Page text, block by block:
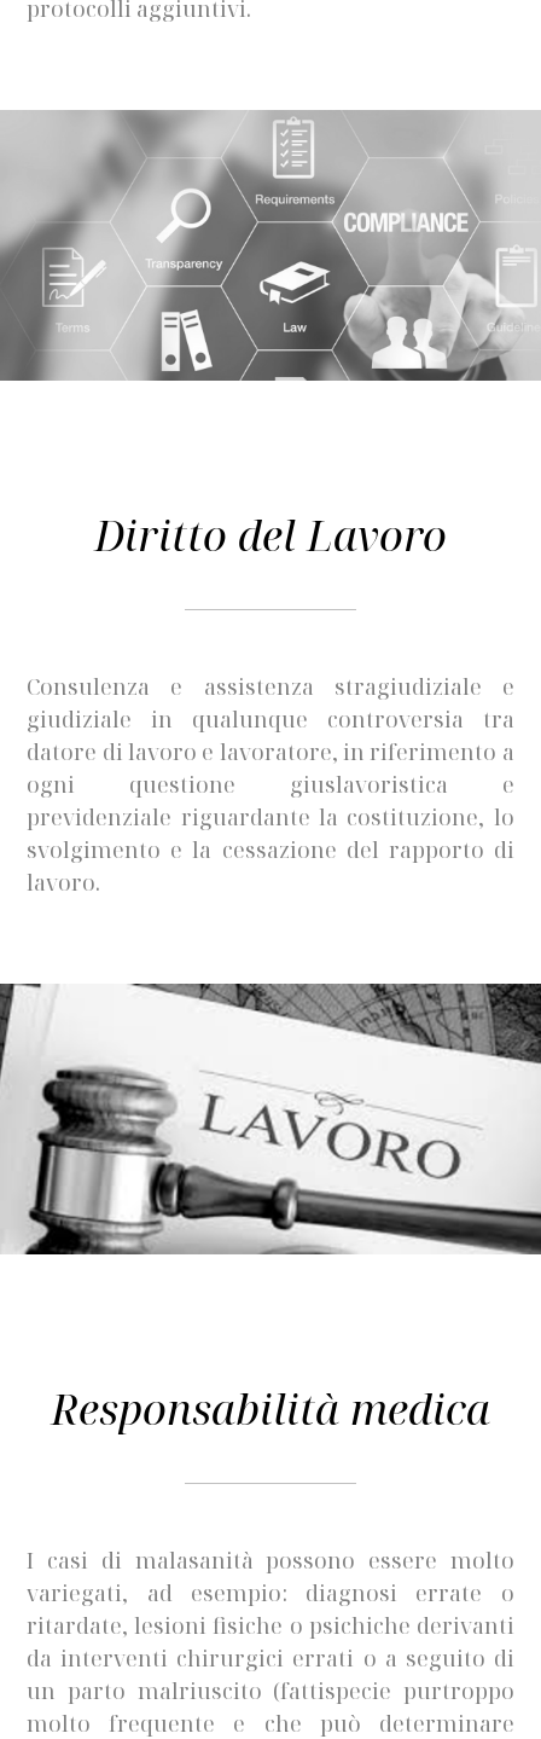
protocolli aggiuntivi.
Diritto del Lavoro
Consulenza e assistenza stragiudiziale e
giudiziale in qualunque controversia tra
datore di lavoro e lavoratore, in riferimento a
ogni questione giuslavoristica e
previdenziale riguardante la costituzione, lo
svolgimento e la cessazione del rapporto di
lavoro.
Responsabilità medica
I casi di malasanità possono essere molto
variegati, ad esempio: diagnosi errate o
ritardate, lesioni fisiche o psichiche derivanti
da interventi chirurgici errati o a seguito di
un parto malriuscito (fattispecie purtroppo
molto frequente e che può determinare